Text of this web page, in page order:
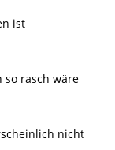
ist
so rasch wäre
nicht